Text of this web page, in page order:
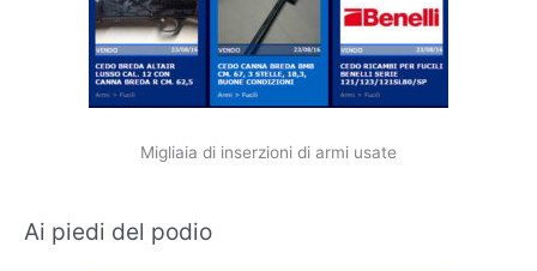
Migliaia di inserzioni di armi usate
Ai piedi del podio